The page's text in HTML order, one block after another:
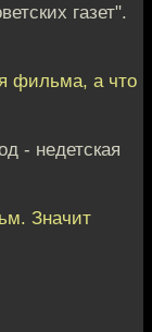
газет".
фильма, а что
- недетская
Значит